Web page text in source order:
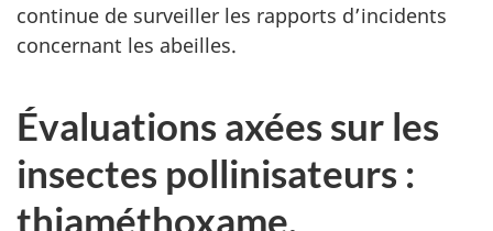
continue de surveiller les rapports d’incidents
concernant les abeilles.
Évaluations axées sur les
insectes pollinisateurs :
thiaméthoxame,